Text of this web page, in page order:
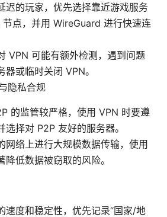
迟的玩家，优先选择靠近游戏服务
点，并用 WireGuard 进行快速连
VPN 可能有额外检测，遇到问题
器或临时关闭 VPN。
隐私合规
的监管较严格，使用 VPN 时要遵
选择对 P2P 友好的服务器。
网络上进行大规模数据传输，使用
降低数据被窃取的风险。
速度和稳定性，优先记录“国家/地